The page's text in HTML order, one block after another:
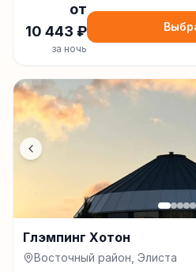
от
10 443 ₽
за ночь
Глэмпинг Хотон
Восточный район, Элиста